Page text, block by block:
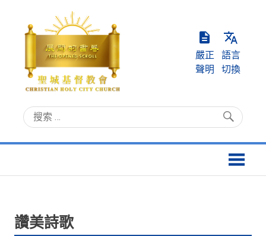
聖
基
督
會
Christian
Holy
Church
嚴正
聲明
語言
切換
讚美詩歌